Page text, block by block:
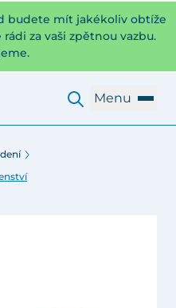
budete mít jakékoliv obtíže
za vaši zpětnou vazbu.
Menu